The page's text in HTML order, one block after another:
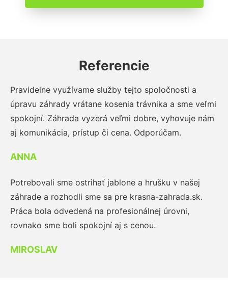
Referencie
Pravidelne využívame služby tejto spoločnosti a
úpravu záhrady vrátane kosenia trávnika a sme veľmi
spokojní. Záhrada vyzerá veľmi dobre, vyhovuje nám
aj komunikácia, prístup či cena. Odporúčam.
ANNA
Potrebovali sme ostrihať jablone a hrušku v našej
záhrade a rozhodli sme sa pre krasna-zahrada.sk.
Práca bola odvedená na profesionálnej úrovni,
rovnako sme boli spokojní aj s cenou.
MIROSLAV